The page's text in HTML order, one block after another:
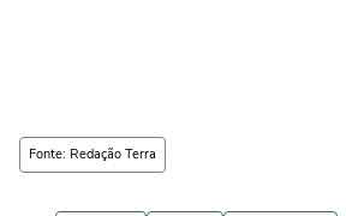
Fonte: Redação Terra